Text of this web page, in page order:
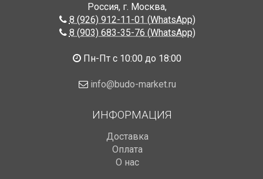
Россия, г. Москва,
8 (926) 912-11-01 (WhatsApp)
8 (903) 683-35-76 (WhatsApp)
Пн-Пт с 10:00 до 18:00
info@budo-market.ru
ИНФОРМАЦИЯ
Доставка
Оплата
О нас